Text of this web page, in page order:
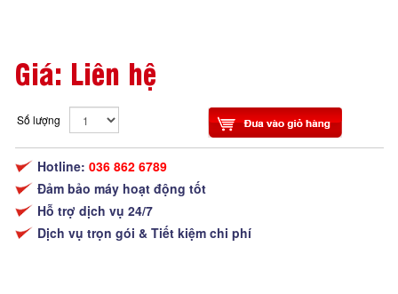
Giá: Liên hệ
Số lượng
Hotline: 036 862 6789
Đảm bảo máy hoạt động tốt
Hỗ trợ dịch vụ 24/7
Dịch vụ trọn gói & Tiết kiệm chi phí